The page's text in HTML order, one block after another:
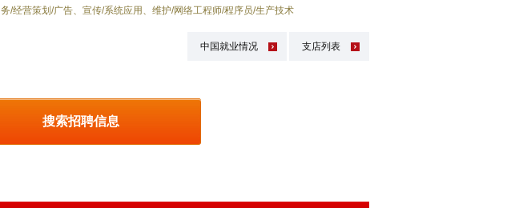
务/经营策划/广告、宣传/系统应用、维护/网络工程师/程序员/生产技术
中国就业情况 支店列表
搜索招聘信息